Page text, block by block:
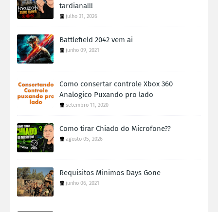
tardiana!!!
julho 31, 2026
Battlefield 2042 vem ai
junho 09, 2021
Como consertar controle Xbox 360
Analogico Puxando pro lado
setembro 11, 2020
Como tirar Chiado do Microfone??
agosto 05, 2026
Requisitos Minimos Days Gone
junho 06, 2021